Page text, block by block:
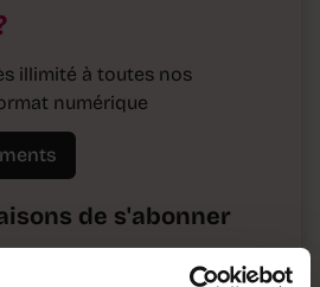
illimité à toutes nos
numérique
de s'abonner
de nos contenus en ligne